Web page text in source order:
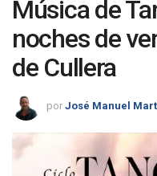
Música de
noches de
de Cullera
por José Manuel